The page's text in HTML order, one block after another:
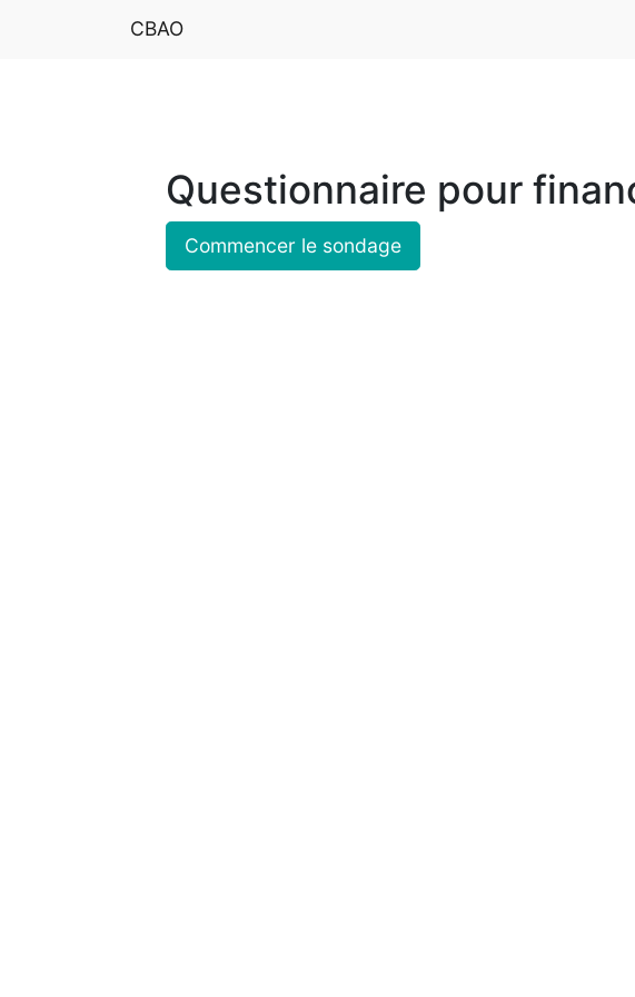
CBAO
Questionnaire pour
Commencer le sondage